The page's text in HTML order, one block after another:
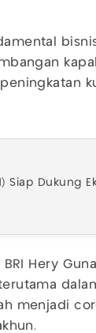
Siap Dukung
Hery
menjadi